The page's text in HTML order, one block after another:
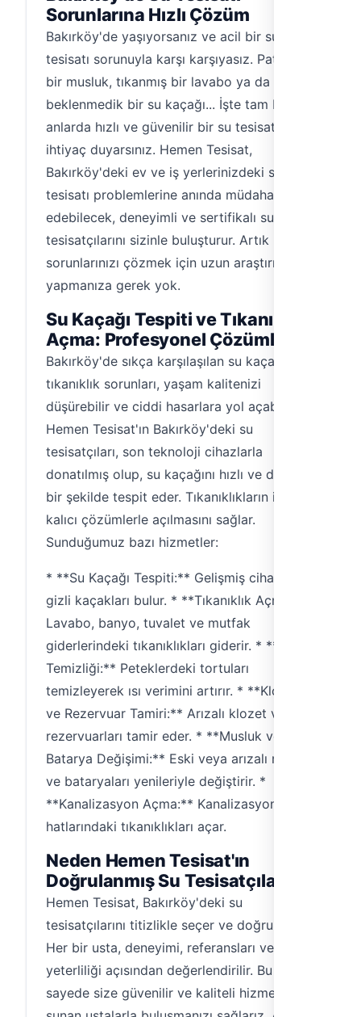
Sorunlarına Hızlı Çözüm
Bakırköy'de yaşıyorsanız ve acil bir su
tesisatı sorunuyla karşı karşıyasız. Patlayan
bir musluk, tıkanmış bir lavabo ya da
beklenmedik bir su kaçağı... İşte tam bu
anlarda hızlı ve güvenilir bir su tesisatçısına
ihtiyaç duyarsınız. Hemen Tesisat,
Bakırköy'deki ev ve iş yerlerinizdeki su
tesisatı problemlerine anında müdahale
edebilecek, deneyimli ve sertifikalı su
tesisatçılarını sizinle buluşturur. Artık
sorunlarınızı çözmek için uzun araştırmalar
yapmanıza gerek yok.
Su Kaçağı Tespiti ve Tıkanıklık
Açma: Profesyonel Çözümler
Bakırköy'de sıkça karşılaşılan su kaçağı ve
tıkanıklık sorunları, yaşam kalitenizi
düşürebilir ve ciddi hasarlara yol açabilir.
Hemen Tesisat'ın Bakırköy'deki su
tesisatçıları, son teknoloji cihazlarla
donatılmış olup, su kaçağını hızlı ve doğru
bir şekilde tespit eder. Tıkanıklıkların ise
kalıcı çözümlerle açılmasını sağlar.
Sunduğumuz bazı hizmetler:
* **Su Kaçağı Tespiti:** Gelişmiş cihazlarla
gizli kaçakları bulur. * **Tıkanıklık Açma:**
Lavabo, banyo, tuvalet ve mutfak
giderlerindeki tıkanıklıkları giderir. * **Petek
Temizliği:** Peteklerdeki tortuları
temizleyerek ısı verimini artırır. * **Klozet
ve Rezervuar Tamiri:** Arızalı klozet ve
rezervuarları tamir eder. * **Musluk ve
Batarya Değişimi:** Eski veya arızalı musluk
ve bataryaları yenileriyle değiştirir. *
**Kanalizasyon Açma:** Kanalizasyon
hatlarındaki tıkanıklıkları açar.
Neden Hemen Tesisat'ın
Doğrulanmış Su Tesisatçıları?
Hemen Tesisat, Bakırköy'deki su
tesisatçılarını titizlikle seçer ve doğrular.
Her bir usta, deneyimi, referansları ve teknik
yeterliliği açısından değerlendirilir. Bu
sayede size güvenilir ve kaliteli hizmet